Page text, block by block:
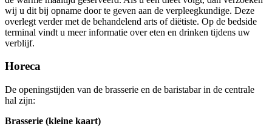
wij u dit bij opname door te geven aan de verpleegkundige. Deze
overlegt verder met de behandelend arts of diëtiste. Op de bedside
terminal vindt u meer informatie over eten en drinken tijdens uw
verblijf.
Horeca
De openingstijden van de brasserie en de baristabar in de centrale
hal zijn:
Brasserie ​(kleine kaart)